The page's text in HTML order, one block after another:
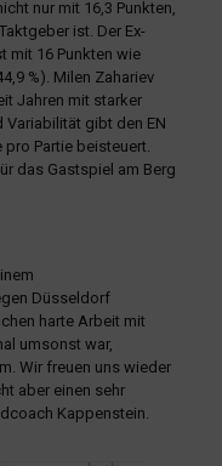
nur mit 16,3 Punkten,
ist. Der Ex-
mit 16 Punkten wie
%). Milen Zahariev
Jahren mit starker
Variabilität gibt den EN
pro Partie beisteuert.
das Gastspiel am Berg
Düsseldorf
harte Arbeit mit
umsonst war,
Wir freuen uns wieder
aber einen sehr
Kappenstein.